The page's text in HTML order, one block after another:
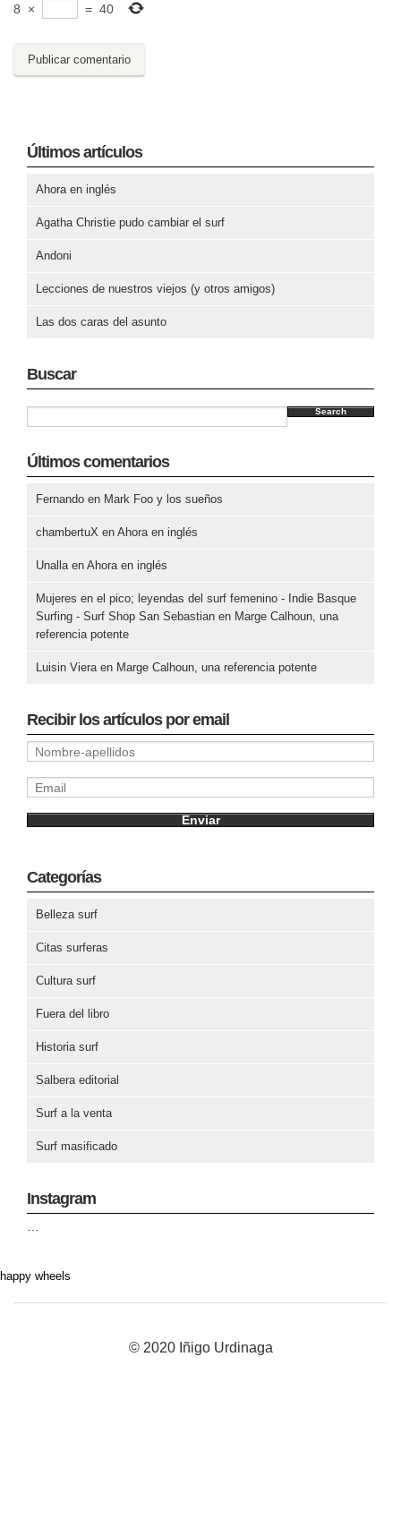
8 × = 40
Últimos artículos
Ahora en inglés
Agatha Christie pudo cambiar el surf
Andoni
Lecciones de nuestros viejos (y otros amigos)
Las dos caras del asunto
Buscar
Search
Últimos comentarios
Fernando en Mark Foo y los sueños
chambertuX en Ahora en inglés
Unallaen Ahora en inglés
Mujeres en el pico; leyendas del surf femenino - Indie Basque
Surfing - Surf Shop San Sebastian en Marge Calhoun, una
referencia potente
Luisin Vieraen Marge Calhoun, una referencia potente
Recibir los artículos por email
Categorías
Belleza surf
Citas surferas
Cultura surf
Fuera del libro
Historia surf
Salbera editorial
Surf a la venta
Surf masificado
Instagram
happy wheels
© 2020 Iñigo Urdinaga